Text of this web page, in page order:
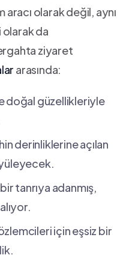
⁤aracı olarak değil, aynı
olarak da
ziyaret
arasında:
doğal güzellikleriyle
derinliklerine açılan
tanrıya adanmış,
için eşsiz bir